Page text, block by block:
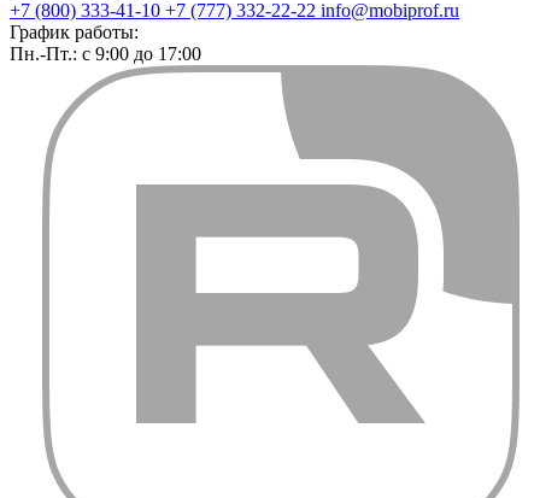
+7 (800) 333-41-10 +7 (777) 332-22-22 info@mobiprof.ru
График работы:
Пн.-Пт.: с 9:00 до 17:00